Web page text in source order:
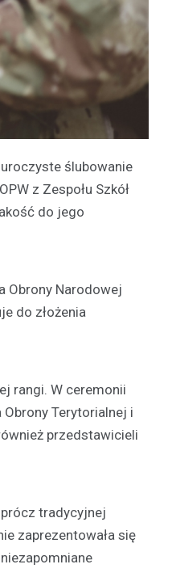
ślubowanie
z Zespołu Szkół
do jego
Obrony Narodowej
do złożenia
rangi. W ceremonii
Terytorialnej i
przedstawicieli
tradycyjnej
zaprezentowała się
w Moszczenicy:
zakończenie sezonu
okazję uczestniczyć w
które zakończyło
UKS Orzeł Moszczenica.